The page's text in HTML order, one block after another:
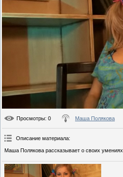
Просмотры: 0 Маша Полякова
Описание материала:
Маша Полякова рассказывает о своих умениях.